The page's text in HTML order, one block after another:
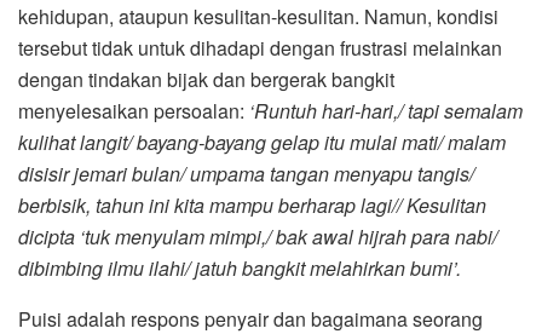
kehidupan, ataupun kesulitan-kesulitan. Namun, kondisi
tersebut tidak untuk dihadapi dengan frustrasi melainkan
dengan tindakan bijak dan bergerak bangkit
menyelesaikan persoalan: ‘Runtuh hari-hari,/ tapi semalam
kulihat langit/ bayang-bayang gelap itu mulai mati/ malam
disisir jemari bulan/ umpama tangan menyapu tangis/
berbisik, tahun ini kita mampu berharap lagi// Kesulitan
dicipta ‘tuk menyulam mimpi,/ bak awal hijrah para nabi/
dibimbing ilmu ilahi/ jatuh bangkit melahirkan bumi’.
Puisi adalah respons penyair dan bagaimana seorang